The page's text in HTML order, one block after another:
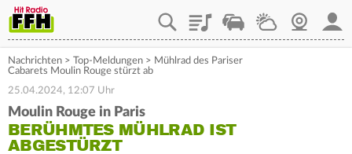
PlaylistStaupilotWetterWebcam
Nachrichten > Top-Meldungen > Mühlrad des Pariser
Cabarets Moulin Rouge stürzt ab
25.04.2024, 12:07 Uhr
Moulin Rouge in Paris
BERÜHMTES MÜHLRAD IST
ABGESTÜRZT